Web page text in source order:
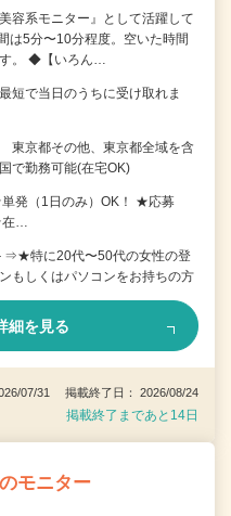
容系モニター』として活躍して
は5分〜10分程度。空いた時間
す。 ◆【いろん…
で当日のうちに受け取れま
京都その他、東京都全域を含
で勤務可能(在宅OK)
発（1日のみ）OK！ ★応募
在…
⇒★特に20代〜50代の女性の登
しくはパソコンをお持ちの方
細を見る
07/31 掲載終了日： 2026/08/24
掲載終了まであと14日
モニター